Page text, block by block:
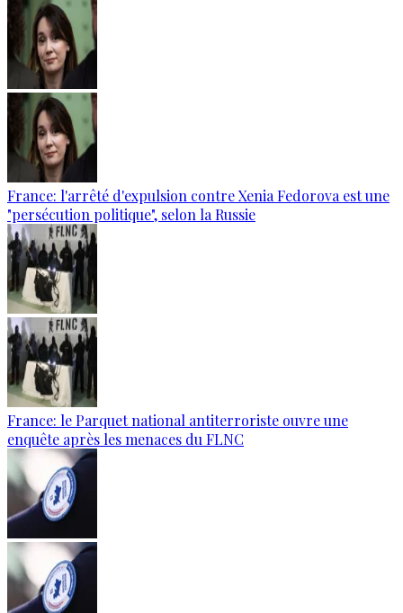
France: l'arrêté d'expulsion contre Xenia Fedorova est une
"persécution politique", selon la Russie
France: le Parquet national antiterroriste ouvre une
enquête après les menaces du FLNC